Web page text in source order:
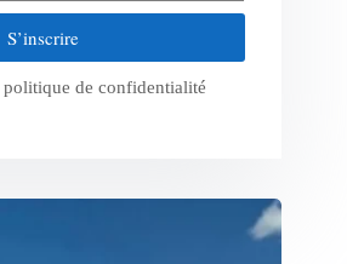
S’inscrire
politique de confidentialité